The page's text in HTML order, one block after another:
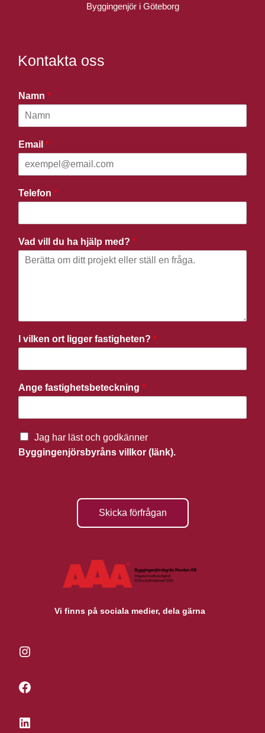
Byggingenjör i Göteborg
Kontakta oss
Namn *
Email *
Telefon *
Vad vill du ha hjälp med? *
I vilken ort ligger fastigheten? *
Ange fastighetsbeteckning *
Jag har läst och godkänner
Byggingenjörsbyråns villkor (länk).
Skicka förfrågan
Vi finns på sociala medier, dela gärna
Instagram
Facebook
LinkedIn